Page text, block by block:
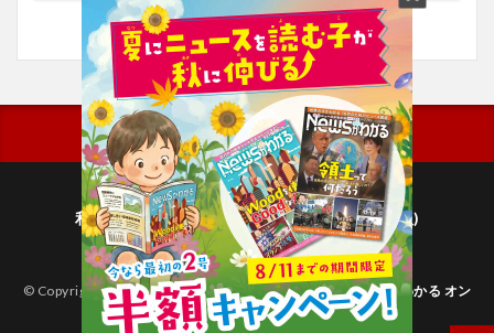
利用規約
プライバシーポリシー(毎日新聞出版)
個人情報について(毎日新聞社)
© Copyright 2026子どものためのニュース雑誌「ニュースがわかる オン
ライン」.